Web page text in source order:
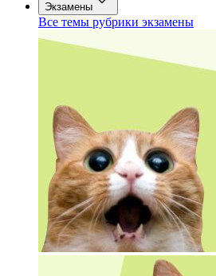
Экзамены
Все темы рубрики экзамены